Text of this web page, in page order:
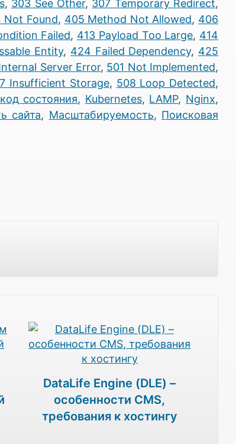
, 303 See Other, 307 Temporary Redirect,
Not Found, 405 Method Not Allowed, 406
Failed, 413 Payload Too Large, 414
Entity, 424 Failed Dependency, 425
Server Error, 501 Not Implemented,
Insufficient Storage, 508 Loop Detected,
состояния, Kubernetes, LAMP, Nginx,
сайта, Масштабируемость, Поисковая
DataLife Engine (DLE) –
особенности CMS,
требования к хостингу